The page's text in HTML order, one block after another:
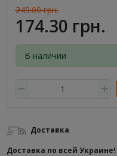
249.00 грн.
174.30 грн.
В наличии
Доставка
Доставка по всей Украине!